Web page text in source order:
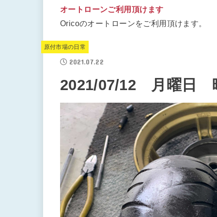
オートローンご利用頂けます
Oricoのオートローンをご利用頂けます。
原付市場の日常
2021.07.22
2021/07/12 月曜日